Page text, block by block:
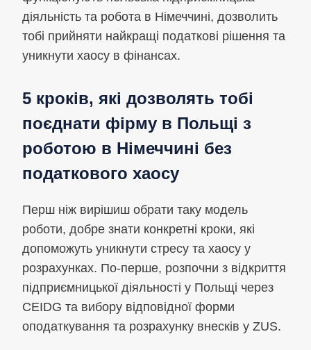
діяльність та робота в Німеччині, дозволить
тобі прийняти найкращі податкові рішення та
уникнути хаосу в фінансах.
5 кроків, які дозволять тобі
поєднати фірму в Польщі з
роботою в Німеччині без
податкового хаосу
Перш ніж вирішиш обрати таку модель
роботи, добре знати конкретні кроки, які
допоможуть уникнути стресу та хаосу у
розрахунках. По-перше, розпочни з відкриття
підприємницької діяльності у Польщі через
CEIDG та вибору відповідної форми
оподаткування та розрахунку внесків у ZUS.